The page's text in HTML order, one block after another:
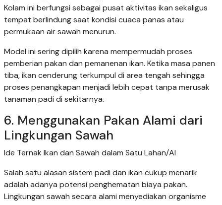
Kolam ini berfungsi sebagai pusat aktivitas ikan sekaligus
tempat berlindung saat kondisi cuaca panas atau
permukaan air sawah menurun.
Model ini sering dipilih karena mempermudah proses
pemberian pakan dan pemanenan ikan. Ketika masa panen
tiba, ikan cenderung terkumpul di area tengah sehingga
proses penangkapan menjadi lebih cepat tanpa merusak
tanaman padi di sekitarnya.
6. Menggunakan Pakan Alami dari
Lingkungan Sawah
Ide Ternak Ikan dan Sawah dalam Satu Lahan/AI
Salah satu alasan sistem padi dan ikan cukup menarik
adalah adanya potensi penghematan biaya pakan.
Lingkungan sawah secara alami menyediakan organisme